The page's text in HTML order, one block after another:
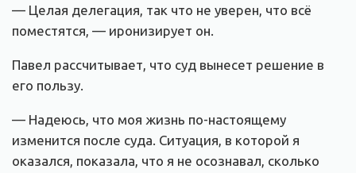
— Целая делегация, так что не уверен, что всё
поместятся, — иронизирует он.
Павел рассчитывает, что суд вынесет решение в
его пользу.
— Надеюсь, что моя жизнь по-настоящему
изменится после суда. Ситуация, в которой я
оказался, показала, что я не осознавал, сколько